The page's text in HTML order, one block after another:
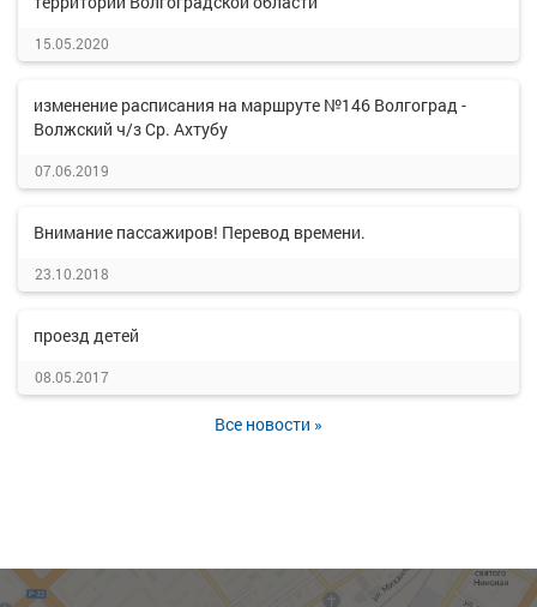
15.05.2020
изменение расписания на маршруте №146 Волгоград -
Волжский ч/з Ср. Ахтубу
07.06.2019
Внимание пассажиров! Перевод времени.
23.10.2018
проезд детей
08.05.2017
Все новости »